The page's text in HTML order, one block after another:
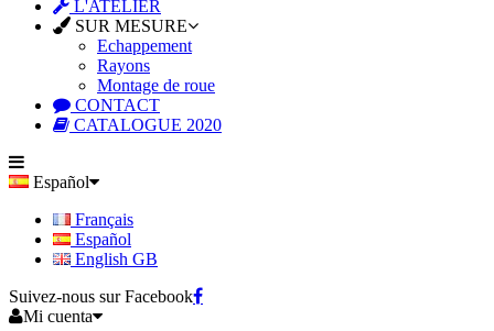
L'ATELIER
SUR MESURE
Echappement
Rayons
Montage de roue
CONTACT
CATALOGUE 2020
Español
Français
Español
English GB
Suivez-nous sur Facebook
Mi cuenta